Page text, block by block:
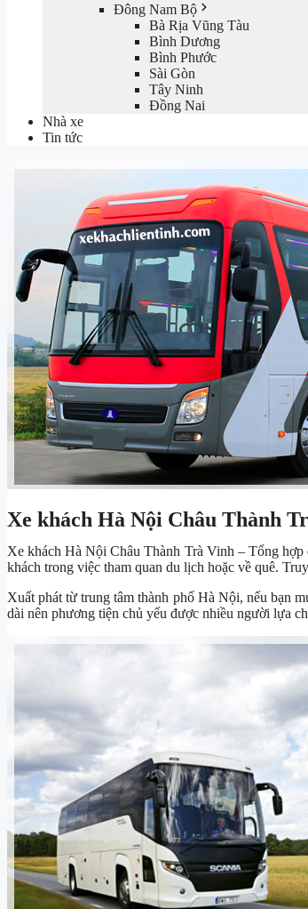
Đông Nam Bộ
Bà Rịa Vũng Tàu
Bình Dương
Bình Phước
Sài Gòn
Tây Ninh
Đồng Nai
Nhà xe
Tin tức
Xe khách Hà Nội Châu Thành
Xe khách Hà Nội Châu Thành Trà Vinh – Tổng
khách trong việc tham quan du lịch hoặc về quê.
Xuất phát từ trung tâm thành phố Hà Nội, nếu bạn
dài nên phương tiện chủ yếu được nhiều người lựa